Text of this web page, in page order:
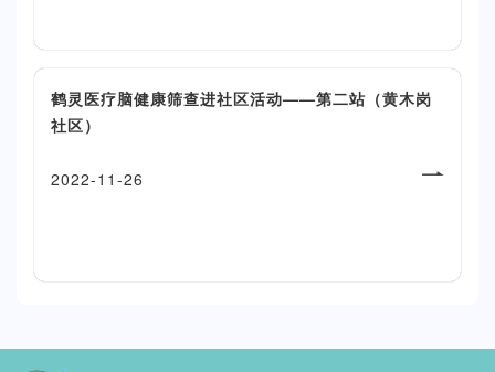
鹤灵医疗脑健康筛查进社区活动——第二站（黄木岗
社区）
2022-11-26